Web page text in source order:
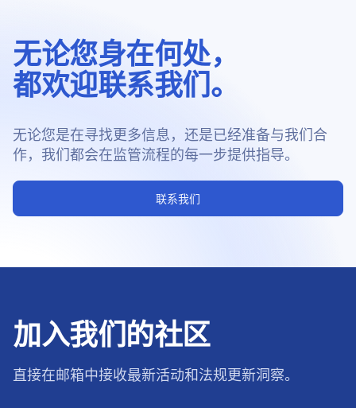
无论您身在何处，
都欢迎联系我们。
无论您是在寻找更多信息，还是已经准备与我们合
作，我们都会在监管流程的每一步提供指导。
联系我们
加入我们的社区
直接在邮箱中接收最新活动和法规更新洞察。